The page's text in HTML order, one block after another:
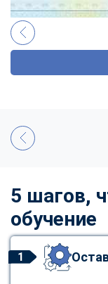
5 шагов,
обучение
1